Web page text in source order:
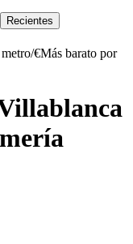
Recientes
€Más barato por